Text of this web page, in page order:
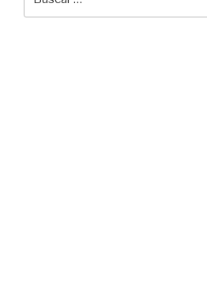
por: